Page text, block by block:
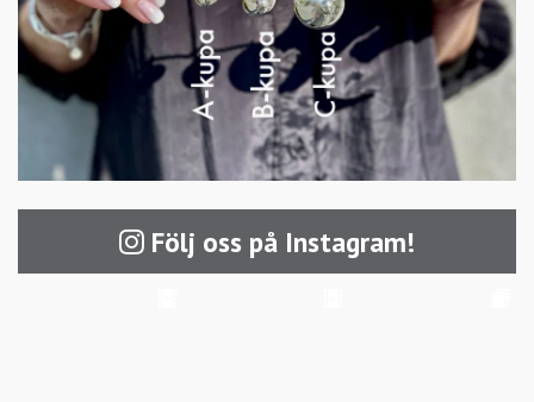
Följ oss på Instagram!